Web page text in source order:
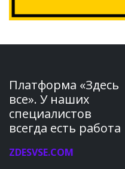
Платформа «Здесь
все». У наших
специалистов
всегда есть работа
ZDESVSE.COM